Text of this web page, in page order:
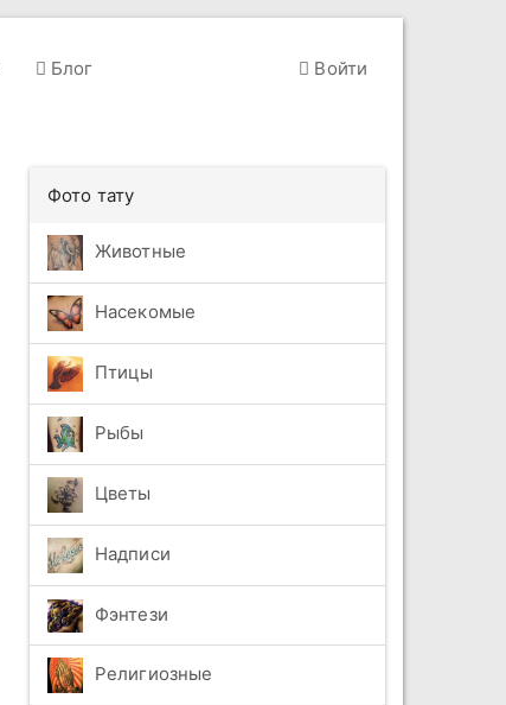
Блог Войти
Фото тату
Животные
Насекомые
Птицы
Рыбы
Цветы
Надписи
Фэнтези
Религиозные